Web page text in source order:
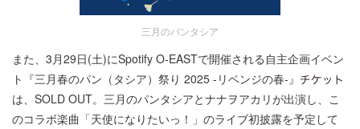
三月のパンタシア
また、3月29日(土)にSpotify O-EASTで開催される自主企画イベン
ト『三月春のパン（タシア）祭り 2025 -リベンジの春-』
は、SOLD OUT。三月のパンタシアとナナヲアカリが出演し、こ
のコラボ楽曲「天使になりたいっ！」のライブ初披露を予定して